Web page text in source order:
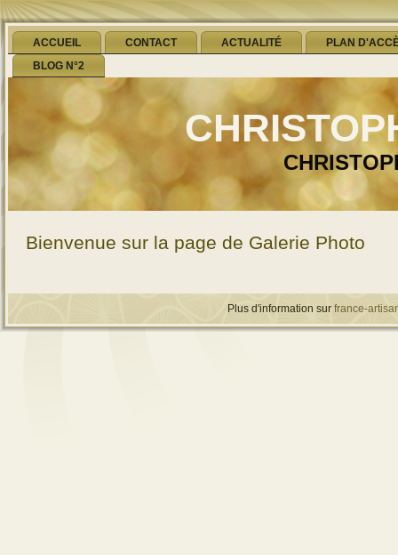
ACCUEIL CONTACT ACTUALITÉ
PLAN
BLOG N°2
Bienvenue sur la page de Galerie Photo
Plus d'information sur france-